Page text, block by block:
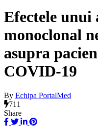
Efectele unui
monoclonal
asupra
COVID-19
By Echipa PortalMed
711
Share